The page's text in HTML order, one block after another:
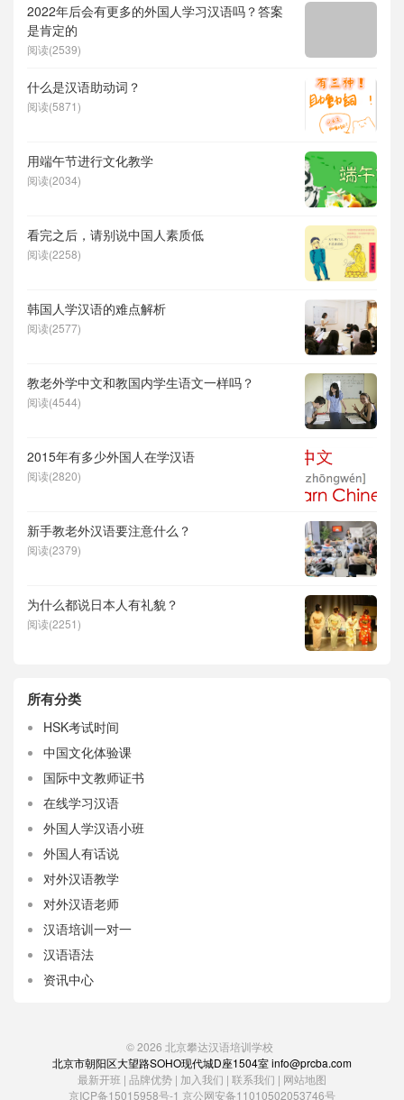
2022年后会有更多的外国人学习汉语吗？答案
是肯定的
阅读(2539)
什么是汉语助动词？
阅读(5871)
用端午节进行文化教学
阅读(2034)
看完之后，请别说中国人素质低
阅读(2258)
韩国人学汉语的难点解析
阅读(2577)
教老外学中文和教国内学生语文一样吗？
阅读(4544)
2015年有多少外国人在学汉语
阅读(2820)
新手教老外汉语要注意什么？
阅读(2379)
为什么都说日本人有礼貌？
阅读(2251)
所有分类
HSK考试时间
中国文化体验课
国际中文教师证书
在线学习汉语
外国人学汉语小班
外国人有话说
对外汉语教学
对外汉语老师
汉语培训一对一
汉语语法
资讯中心
© 2026 北京攀达汉语培训学校
北京市朝阳区大望路SOHO现代城D座1504室 info@prcba.com
最新开班 | 品牌优势 | 加入我们 | 联系我们 | 网站地图
京ICP备15015958号-1 京公网安备11010502053746号